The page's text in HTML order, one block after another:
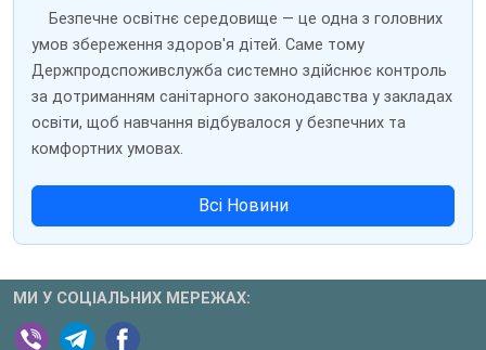
Безпечне освітнє середовище — це одна з головних
умов збереження здоров'я дітей. Саме тому
Держпродспоживслужба системно здійснює контроль
за дотриманням санітарного законодавства у закладах
освіти, щоб навчання відбувалося у безпечних та
комфортних умовах.
Всі Новини
МИ У СОЦІАЛЬНИХ МЕРЕЖАХ: